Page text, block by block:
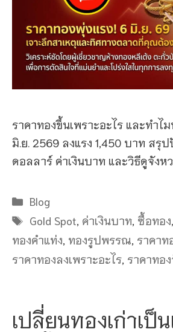
ราคาทองขึ้นเพราะอะไร และทำไ
มิ.ย. 2569 ลงแรง 1,450 บาท สรุป
ดอลลาร์ ค่าเงินบาท และวิธีดูจังห
Categories
Blog
Tags
Gold Spot, ค่าเงินบาท, ซื้อทอง,
ทองคำแท่ง, ทองรูปพรรณ, ราคาท
ราคาทองลงเพราะอะไร, ราคาทอ
เปลี่ยนทองเก่าเป็